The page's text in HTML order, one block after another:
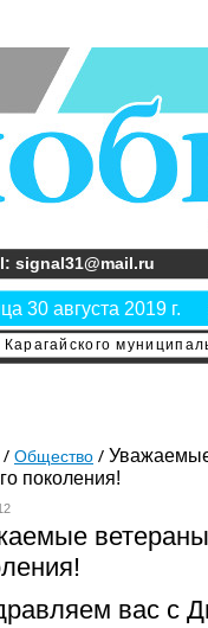
30 августа 2019 г.
signal31@mail.ru
Общество
поколения!
вас с